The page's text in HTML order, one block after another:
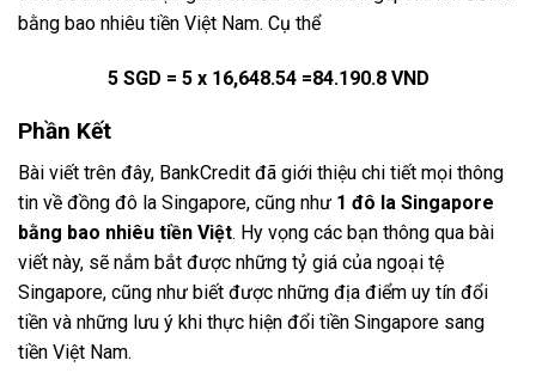
bằng bao nhiêu tiền Việt Nam. Cụ thể
5 SGD = 5 x 16,648.54 =84.190.8 VND
Phần Kết
Bài viết trên đây, BankCredit đã giới thiệu chi tiết mọi thông
tin về đồng đô la Singapore, cũng như 1 đô la Singapore
bằng bao nhiêu tiền Việt. Hy vọng các bạn thông qua bài
viết này, sẽ nắm bắt được những tỷ giá của ngoại tệ
Singapore, cũng như biết được những địa điểm uy tín đổi
tiền và những lưu ý khi thực hiện đổi tiền Singapore sang
tiền Việt Nam.